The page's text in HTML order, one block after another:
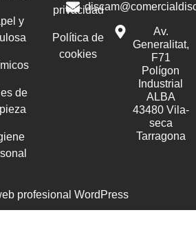
y
de
privacidad
Política de
cookies
Av.
Generalitat,
F71
Polígon
Industrial
ALBA
43480 Vila-
seca
Tarragona
profesional WordPress